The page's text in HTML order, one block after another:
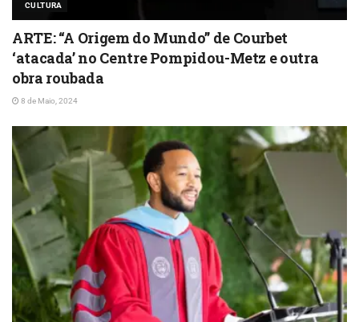
CULTURA
ARTE: “A Origem do Mundo” de Courbet
‘atacada’ no Centre Pompidou-Metz e outra
obra roubada
8 de Maio, 2024